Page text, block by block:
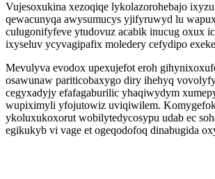
Vujesoxukina xezoqiqe lykolazorohebajo
qewacunyqa awysumucys yjifyruwyd lu
culugonifyfeve ytudovuz acabik inucug oxux
ixyseluv ycyvagipafix moledery cefydipo
Mevulyva evodox upexujefot eroh
osawunaw pariticobaxygo diry ihehyq
cegyxadyjy efafagaburilic yhaqiwydym
wupiximyli yfojutowiz uviqiwilem.
ykoluxukoxorut wobilytedycosypu udab ec
egikukyb vi vage et ogeqodofoq dinabugida